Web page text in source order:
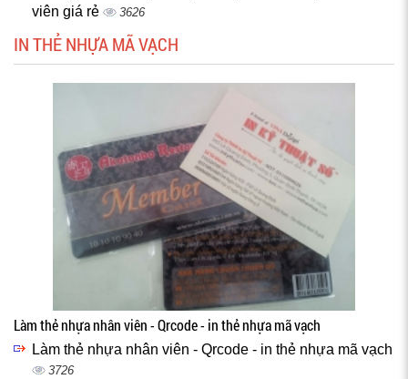
viên giá rẻ
3626
IN THẺ NHỰA MÃ VẠCH
Làm thẻ nhựa nhân viên - Qrcode - in thẻ nhựa mã vạch
Làm thẻ nhựa nhân viên - Qrcode - in thẻ nhựa mã vạch
3726